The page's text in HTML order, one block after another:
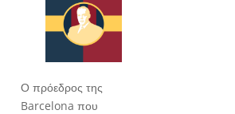
Ο πρόεδρος της
Barcelona που